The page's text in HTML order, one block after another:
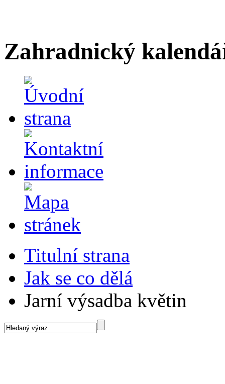
Zahradnický
Titulní strana
Jak se co dělá
Jarní výsadba květin